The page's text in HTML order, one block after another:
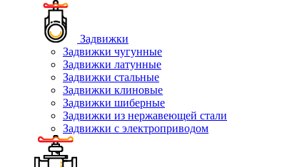
Задвижки
Задвижки чугунные
Задвижки латунные
Задвижки стальные
Задвижки клиновые
Задвижки шиберные
Задвижки из нержавеющей стали
Задвижки с электроприводом